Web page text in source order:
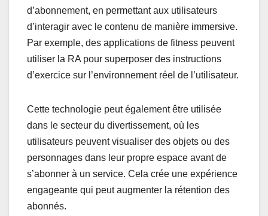
d’abonnement, en permettant aux utilisateurs
d’interagir avec le contenu de manière immersive.
Par exemple, des applications de fitness peuvent
utiliser la RA pour superposer des instructions
d’exercice sur l’environnement réel de l’utilisateur.
Cette technologie peut également être utilisée
dans le secteur du divertissement, où les
utilisateurs peuvent visualiser des objets ou des
personnages dans leur propre espace avant de
s’abonner à un service. Cela crée une expérience
engageante qui peut augmenter la rétention des
abonnés.